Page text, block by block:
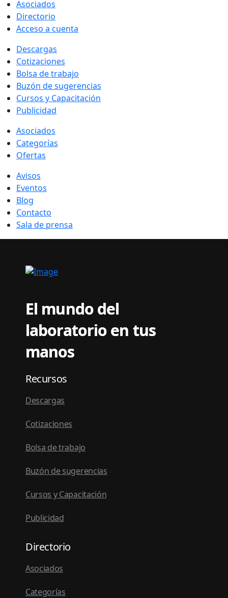
Asociados
Directorio
Acceso a cuenta
Descargas
Cotizaciones
Bolsa de trabajo
Buzón de sugerencias
Cursos y Capacitación
Publicidad
Asociados
Categorías
Ofertas
Avisos
Eventos
Blog
Contacto
Sala de prensa
El mundo del
laboratorio en tus
manos
Recursos
Descargas
Cotizaciones
Bolsa de trabajo
Buzón de sugerencias
Cursos y Capacitación
Publicidad
Directorio
Asociados
Categorías